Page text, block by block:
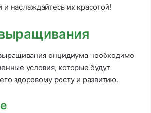
наслаждайтесь их красотой!
онцидиума необходимо
условия, которые будут
здоровому росту и развитию.